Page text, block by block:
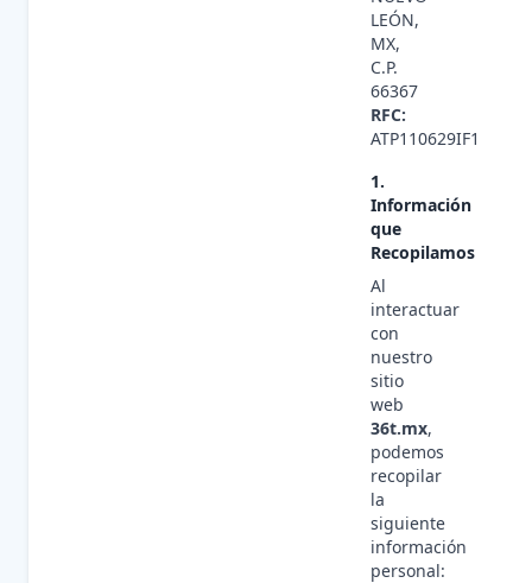
LEÓN,
MX,
C.P.
66367
RFC:
ATP110629IF1
1.
Información
que
Recopilamos
Al
interactuar
con
nuestro
sitio
web
36t.mx,
podemos
recopilar
la
siguiente
información
personal: